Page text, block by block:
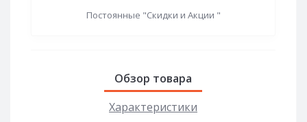
Постоянные "Скидки и Акции "
Обзор товара
Характеристики